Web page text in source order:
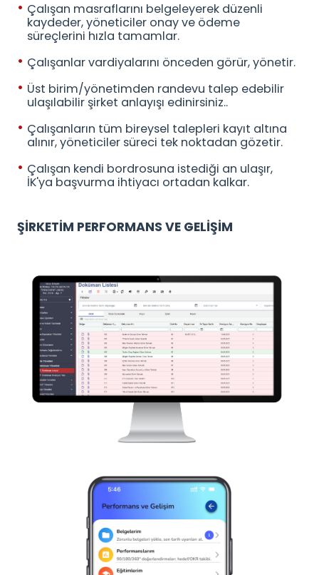
Çalışan masraflarını belgeleyerek düzenli
kaydeder, yöneticiler onay ve ödeme
süreçlerini hızla tamamlar.
Çalışanlar vardiyalarını önceden görür, yönetir.
Üst birim/yönetimden randevu talep edebilir
ulaşılabilir şirket anlayışı edinirsiniz..
Çalışanların tüm bireysel talepleri kayıt altına
alınır, yöneticiler süreci tek noktadan gözetir.
Çalışan kendi bordrosuna istediği an ulaşır,
İK'ya başvurma ihtiyacı ortadan kalkar.
ŞİRKETİM PERFORMANS VE GELİŞİM